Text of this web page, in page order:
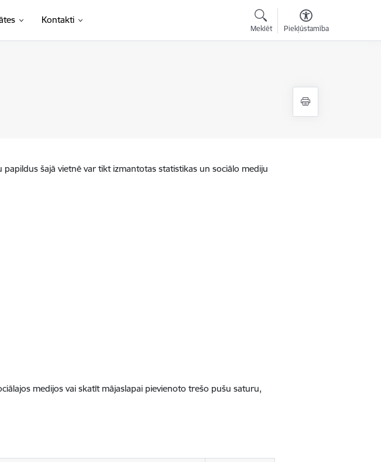
Kontakti
Meklēt Piekļūstamība
šajā vietnē var tikt izmantotas statistikas un sociālo mediju
medijos vai skatīt mājaslapai pievienoto trešo pušu saturu,